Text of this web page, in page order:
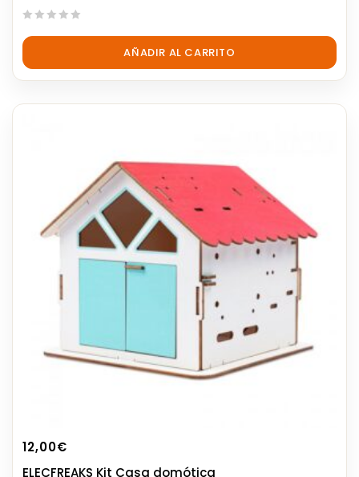
out
5
AÑADIR AL CARRITO
12,00€
ELECFREAKS Kit Casa domótica